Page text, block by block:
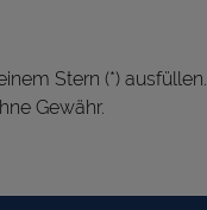
Stern (*) ausfüllen.
Gewähr.